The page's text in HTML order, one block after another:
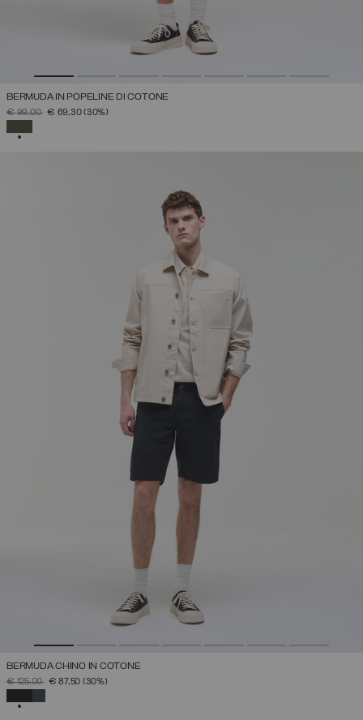
BERMUDA IN POPELINE DI COTONE
PREZZO RIDOTTO DA
€ 99,00A€ 69,30(30%)
BERMUDA CHINO IN COTONE
PREZZO RIDOTTO DA
€ 125,00A€ 87,50 (30%)